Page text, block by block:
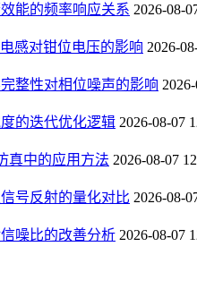
能的频率响应关系 2026-08-
感对钳位电压的影响 2026-
整性对相位噪声的影响
的迭代优化逻辑 2026-08-07
真中的应用方法 2026-08-07
号反射的量化对比 2026-08-
噪比的改善分析 2026-08-07